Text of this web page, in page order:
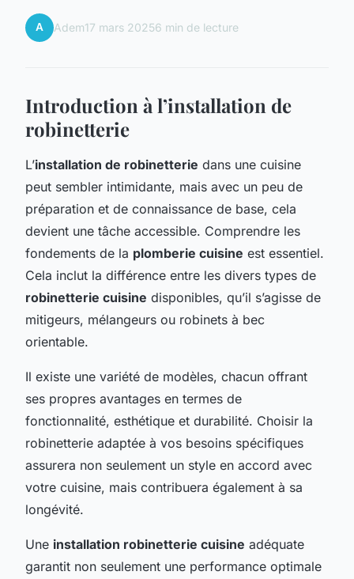
A Adem17 mars 20256 min de lecture
Introduction à l’installation de
robinetterie
L’installation de robinetterie dans une cuisine
peut sembler intimidante, mais avec un peu de
préparation et de connaissance de base, cela
devient une tâche accessible. Comprendre les
fondements de la plomberie cuisine est essentiel.
Cela inclut la différence entre les divers types de
robinetterie cuisine disponibles, qu’il s’agisse de
mitigeurs, mélangeurs ou robinets à bec
orientable.
Il existe une variété de modèles, chacun offrant
ses propres avantages en termes de
fonctionnalité, esthétique et durabilité. Choisir la
robinetterie adaptée à vos besoins spécifiques
assurera non seulement un style en accord avec
votre cuisine, mais contribuera également à sa
longévité.
Une installation robinetterie cuisine adéquate
garantit non seulement une performance optimale